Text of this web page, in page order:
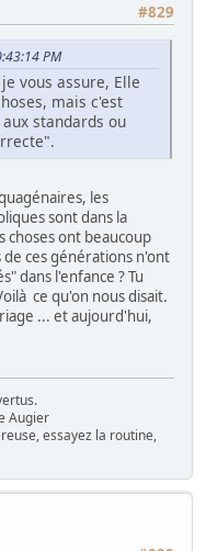
#829
PM
vous assure, Elle
mais c'est
standards ou
les
sont dans la
choses ont beaucoup
de ces générations n'ont
dans l'enfance ? Tu
ce qu'on nous disait.
... et aujourd'hui,
Augier
essayez la routine,